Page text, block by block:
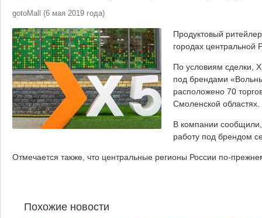
gotoMall (6 мая 2019 года)
Продуктовый
городах центральной
По условиям сделки,
под брендами
расположено 70
Смоленской
В компании сообщили,
работу под брендом
Отмечается также, что центральные регионы России по-
Похожие новости